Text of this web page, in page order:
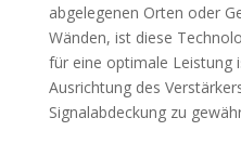
abgelegenen Orten oder
Wänden, ist diese
für eine optimale Leistung
Ausrichtung des
Signalabdeckung zu